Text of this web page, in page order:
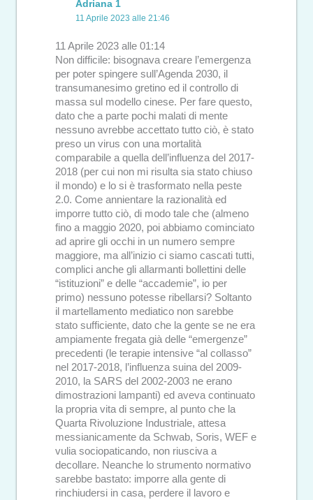
Adriana 1
11 Aprile 2023 alle 21:46
11 Aprile 2023 alle 01:14
Non difficile: bisognava creare l’emergenza
per poter spingere sull’Agenda 2030, il
transumanesimo gretino ed il controllo di
massa sul modello cinese. Per fare questo,
dato che a parte pochi malati di mente
nessuno avrebbe accettato tutto ciò, è stato
preso un virus con una mortalità
comparabile a quella dell’influenza del 2017-
2018 (per cui non mi risulta sia stato chiuso
il mondo) e lo si è trasformato nella peste
2.0. Come annientare la razionalità ed
imporre tutto ciò, di modo tale che (almeno
fino a maggio 2020, poi abbiamo cominciato
ad aprire gli occhi in un numero sempre
maggiore, ma all’inizio ci siamo cascati tutti,
complici anche gli allarmanti bollettini delle
“istituzioni” e delle “accademie”, io per
primo) nessuno potesse ribellarsi? Soltanto
il martellamento mediatico non sarebbe
stato sufficiente, dato che la gente se ne era
ampiamente fregata già delle “emergenze”
precedenti (le terapie intensive “al collasso”
nel 2017-2018, l’influenza suina del 2009-
2010, la SARS del 2002-2003 ne erano
dimostrazioni lampanti) ed aveva continuato
la propria vita di sempre, al punto che la
Quarta Rivoluzione Industriale, attesa
messianicamente da Schwab, Soris, WEF e
vulia sociopaticando, non riusciva a
decollare. Neanche lo strumento normativo
sarebbe bastato: imporre alla gente di
rinchiudersi in casa, perdere il lavoro e